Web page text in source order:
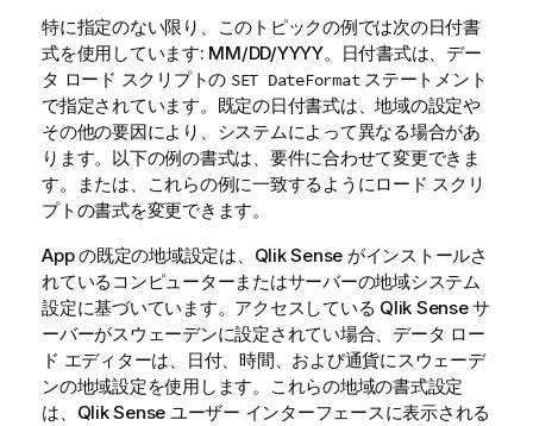
特に指定のない限り、このトピックの例では次の日付書
式を使用しています: MM/DD/YYYY。日付書式は、デー
タ ロード スクリプトの SET DateFormatステートメント
で指定されています。既定の日付書式は、地域の設定や
その他の要因により、システムによって異なる場合があ
ります。以下の例の書式は、要件に合わせて変更できま
す。または、これらの例に一致するようにロード スクリ
プトの書式を変更できます。
App の既定の地域設定は、 Qlik Sense がインストールさ
れているコンピューターまたはサーバーの地域システム
設定に基づいています。アクセスしている Qlik Senseサ
ーバーがスウェーデンに設定されてい場合、データ ロー
ド エディターは、日付、時間、および通貨にスウェーデ
ンの地域設定を使用します。これらの地域の書式設定
は、 Qlik Sense ユーザー インターフェースに表示される